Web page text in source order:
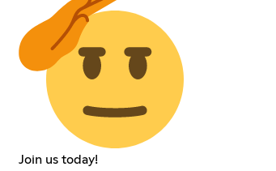
Join us today!